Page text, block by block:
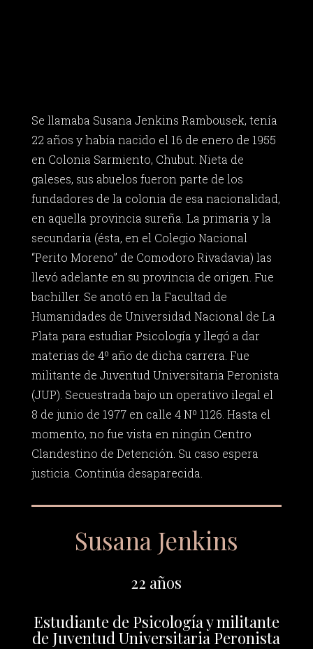
Se llamaba Susana Jenkins Rambousek, tenía
22 años y había nacido el 16 de enero de 1955
en Colonia Sarmiento, Chubut. Nieta de
galeses, sus abuelos fueron parte de los
fundadores de la colonia de esa nacionalidad,
en aquella provincia sureña. La primaria y la
secundaria (ésta, en el Colegio Nacional
“Perito Moreno” de Comodoro Rivadavia) las
llevó adelante en su provincia de origen. Fue
bachiller. Se anotó en la Facultad de
Humanidades de Universidad Nacional de La
Plata para estudiar Psicología y llegó a dar
materias de 4º año de dicha carrera. Fue
militante de Juventud Universitaria Peronista
(JUP). Secuestrada bajo un operativo ilegal el
8 de junio de 1977 en calle 4 Nº 1126. Hasta el
momento, no fue vista en ningún Centro
Clandestino de Detención. Su caso espera
justicia. Continúa desaparecida.
Susana Jenkins
22 años
Estudiante de Psicología y militante
de Juventud Universitaria Peronista